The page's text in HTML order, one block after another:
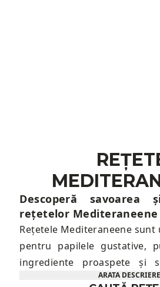
Descoperă savoarea
rețetelor Mediteraneene
Rețetele Mediteraneene sunt
pentru papilele gustative,
ingrediente proaspete și
salate cu roșii suculente și
ARATA